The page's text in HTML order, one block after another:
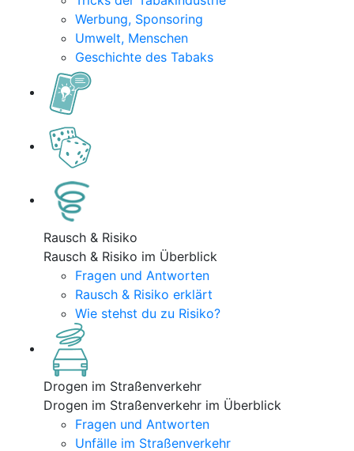
Werbung, Sponsoring
Umwelt, Menschen
Geschichte des Tabaks
Rausch & Risiko
Rausch & Risiko im Überblick
Fragen und Antworten
Rausch & Risiko erklärt
Wie stehst du zu Risiko?
Drogen im Straßenverkehr
Drogen im Straßenverkehr im Überblick
Fragen und Antworten
Unfälle im Straßenverkehr